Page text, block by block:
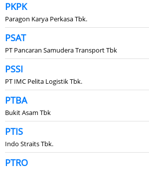
PKPK
Paragon Karya Perkasa Tbk.
PSAT
PT Pancaran Samudera Transport Tbk
PSSI
PT IMC Pelita Logistik Tbk.
PTBA
Bukit Asam Tbk
PTIS
Indo Straits Tbk.
PTRO